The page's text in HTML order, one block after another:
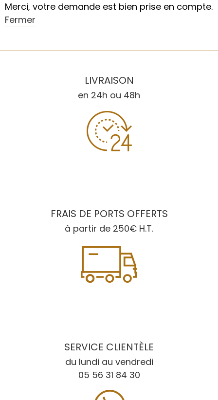
Merci, votre demande est bien prise en compte.
Fermer
LIVRAISON
en 24h ou 48h
FRAIS DE PORTS OFFERTS
à partir de 250€ H.T.
SERVICE CLIENTÈLE
du lundi au vendredi
05 56 31 84 30